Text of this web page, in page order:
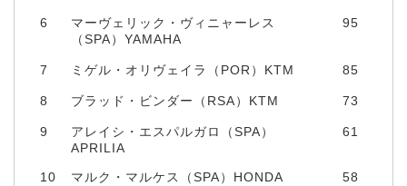
6
マーヴェリック・ヴィニャーレス
（SPA）YAMAHA
95
7 ミゲル・オリヴェイラ（POR）KTM 85
8 ブラッド・ビンダー（RSA）KTM 73
9
アレイシ・エスパルガロ（SPA）
APRILIA
61
10 マルク・マルケス（SPA）HONDA 58